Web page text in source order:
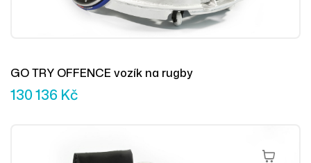
GO TRY OFFENCE vozík na rugby
130 136 Kč
Přidat Do